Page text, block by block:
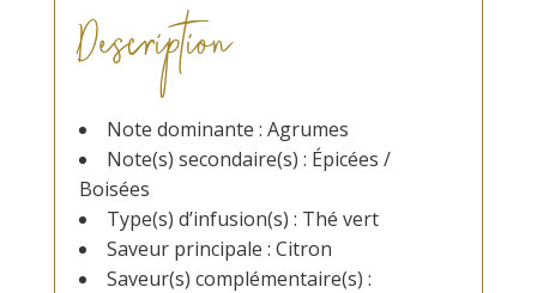
Description
Note dominante : Agrumes
Note(s) secondaire(s) : Épicées /
Boisées
Type(s) d’infusion(s) : Thé vert
Saveur principale : Citron
Saveur(s) complémentaire(s) :